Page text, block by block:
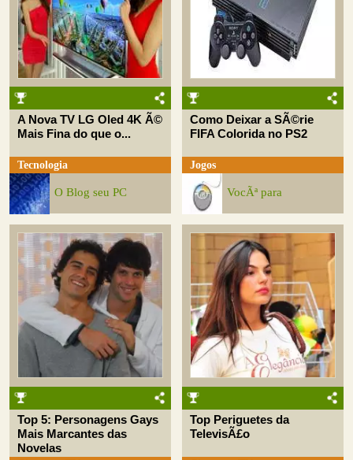
A Nova TV LG Oled 4K Ã©
Mais Fina do que o...
Tecnologia
O Blog seu PC
Como Deixar a SÃ©rie
FIFA Colorida no PS2
Jogos
VocÃª para
Top 5: Personagens Gays
Mais Marcantes das
Novelas
Top Periguetes da
TelevisÃ£o